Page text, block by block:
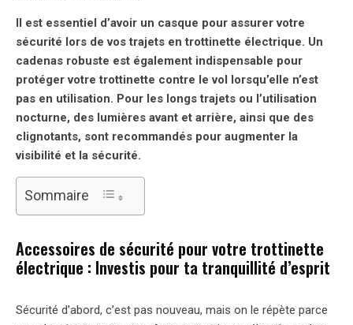
Il est essentiel d’avoir un casque pour assurer votre
sécurité lors de vos trajets en trottinette électrique. Un
cadenas robuste est également indispensable pour
protéger votre trottinette contre le vol lorsqu’elle n’est
pas en utilisation. Pour les longs trajets ou l’utilisation
nocturne, des lumières avant et arrière, ainsi que des
clignotants, sont recommandés pour augmenter la
visibilité et la sécurité.
Sommaire
Accessoires de sécurité pour votre trottinette
électrique : Investis pour ta tranquillité d’esprit
Sécurité d’abord, c’est pas nouveau, mais on le répète parce